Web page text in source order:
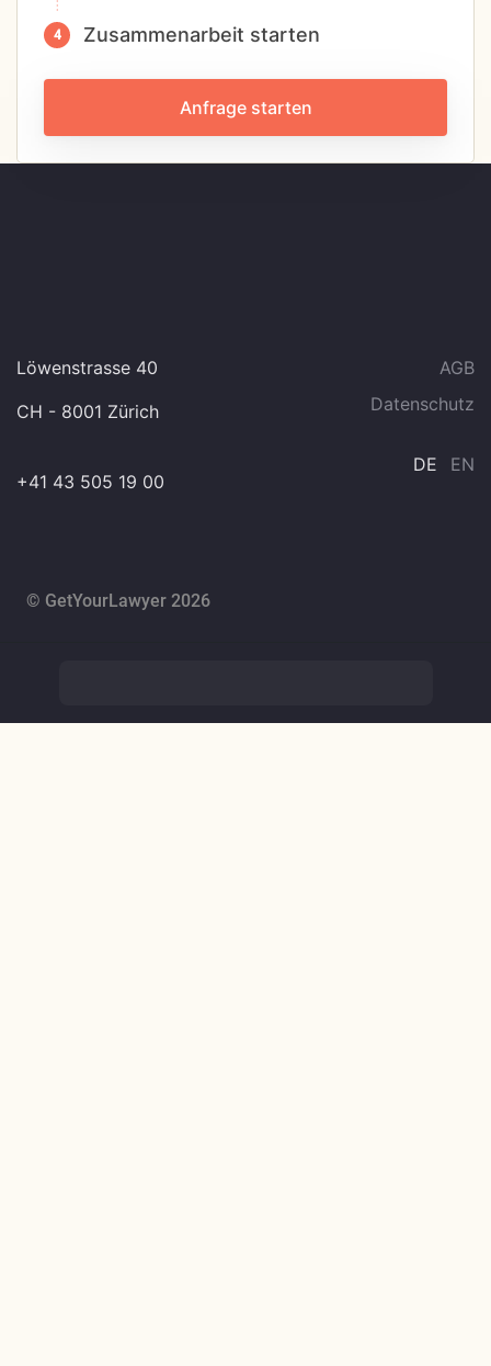
Zusammenarbeit starten
Anfrage starten
Löwenstrasse 40
CH - 8001 Zürich
+41 43 505 19 00
AGB
Datenschutz
DE EN
© GetYourLawyer 2026